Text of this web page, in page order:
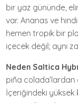
bir yaz gününde,
var. Ananas ve
hemen tropik bir
içecek değil; aynı
Neden Saltica
piña colada’lardan
İçeriğindeki yüksek